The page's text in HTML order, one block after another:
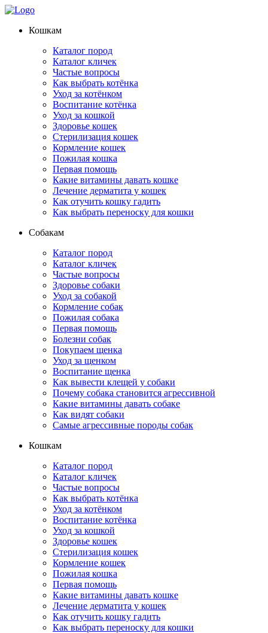
Кошкам
Каталог пород
Каталог кличек
Частые вопросы
Как выбрать котёнка
Уход за котёнком
Воспитание котёнка
Уход за кошкой
Здоровье кошек
Стерилизация кошек
Кормление кошек
Пожилая кошка
Первая помощь
Какие витамины давать кошке
Лечение дерматита у кошек
Как отучить кошку гадить
Как выбрать переноску для кошки
Собакам
Каталог пород
Каталог кличек
Частые вопросы
Здоровье собаки
Уход за собакой
Кормление собак
Пожилая собака
Первая помощь
Болезни собак
Покупаем щенка
Уход за щенком
Воспитание щенка
Как вывести клещей у собаки
Почему собака становится агрессивной
Какие витамины давать собаке
Как видят собаки
Самые агрессивные породы собак
Кошкам
Каталог пород
Каталог кличек
Частые вопросы
Как выбрать котёнка
Уход за котёнком
Воспитание котёнка
Уход за кошкой
Здоровье кошек
Стерилизация кошек
Кормление кошек
Пожилая кошка
Первая помощь
Какие витамины давать кошке
Лечение дерматита у кошек
Как отучить кошку гадить
Как выбрать переноску для кошки